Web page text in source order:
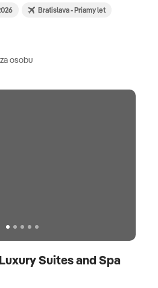
Bratislava - Priamy let
za osobu
Suites and Spa